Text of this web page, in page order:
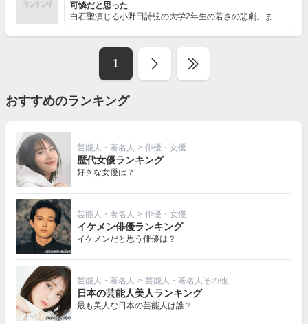
可憐だと思った
白石聖演じる小野田詩弦の大学2年生の若さの悲劇。まさか...
1
おすすめのランキング
芸能人・著名人 > 俳優・女優
歴代女優ランキング
好きな女優は？
芸能人・著名人 > 俳優・女優
イケメン俳優ランキング
イケメンだと思う俳優は？
芸能人・著名人 > 芸能人・著名人その他
日本の芸能人美人ランキング
最も美人な日本の芸能人は誰？